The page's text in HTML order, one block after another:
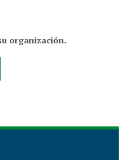
organización.